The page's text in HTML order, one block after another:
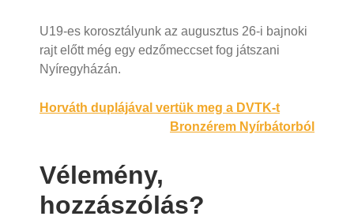
U19-es korosztályunk az augusztus 26-i bajnoki
rajt előtt még egy edzőmeccset fog játszani
Nyíregyházán.
Bejegyzés
Horváth duplájával vertük meg a DVTK-t
Bronzérem Nyírbátorból
Vélemény,
hozzászólás?